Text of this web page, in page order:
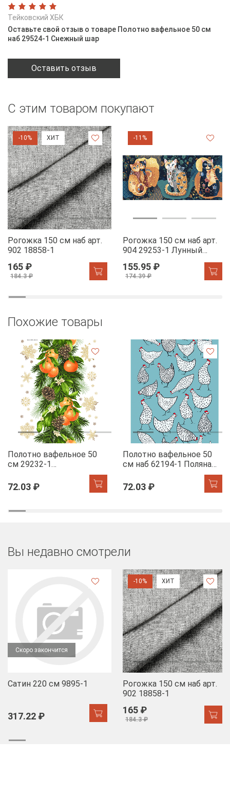
Тейковский ХБК
Оставьте свой отзыв о товаре Полотно вафельное 50 см
наб 29524-1 Снежный шар
Оставить отзыв
С этим товаром покупают
-10% ХИТ
Рогожка 150 см наб арт.
902 18858-1
165 ₽
184.3 ₽
-11%
Рогожка 150 см наб арт.
904 29253-1 Лунный
155.95 ₽
174.39 ₽
Похожие товары
Полотно вафельное 50
см 29232-1
Мандариновый коктель
72.03 ₽
Полотно вафельное 50
см наб 62194-1 Поляна
72.03 ₽
Вы недавно смотрели
Скоро закончится
Сатин 220 см 9895-1
317.22 ₽
-10% ХИТ
Рогожка 150 см наб арт.
902 18858-1
165 ₽
184.3 ₽